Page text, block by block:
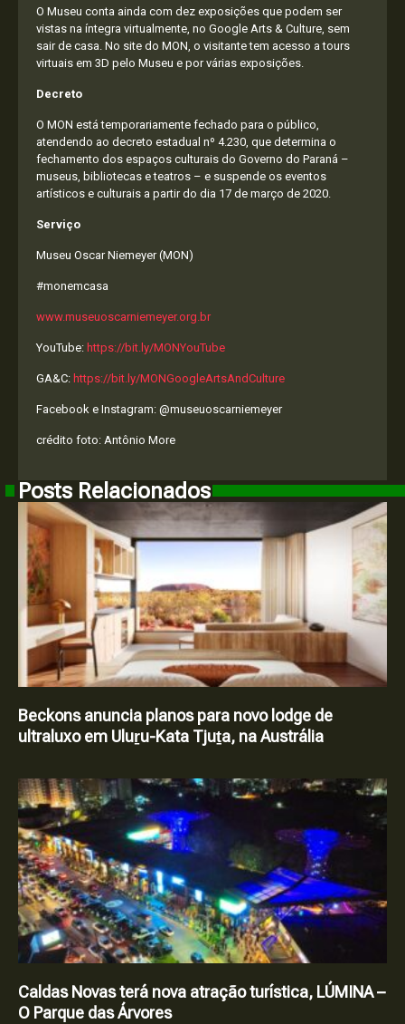
O Museu conta ainda com dez exposições que podem ser
vistas na íntegra virtualmente, no Google Arts & Culture, sem
sair de casa. No site do MON, o visitante tem acesso a tours
virtuais em 3D pelo Museu e por várias exposições.
Decreto
O MON está temporariamente fechado para o público,
atendendo ao decreto estadual nº 4.230, que determina o
fechamento dos espaços culturais do Governo do Paraná –
museus, bibliotecas e teatros – e suspende os eventos
artísticos e culturais a partir do dia 17 de março de 2020.
Serviço
Museu Oscar Niemeyer (MON)
#monemcasa
www.museuoscarniemeyer.org.br
YouTube: https://bit.ly/MONYouTube
GA&C: https://bit.ly/MONGoogleArtsAndCulture
Facebook e Instagram: @museuoscarniemeyer
crédito foto: Antônio More
Posts Relacionados
Beckons anuncia planos para novo lodge de
ultraluxo em Uluṟu-Kata Tjuṯa, na Austrália
Caldas Novas terá nova atração turística, LÚMINA –
O Parque das Árvores